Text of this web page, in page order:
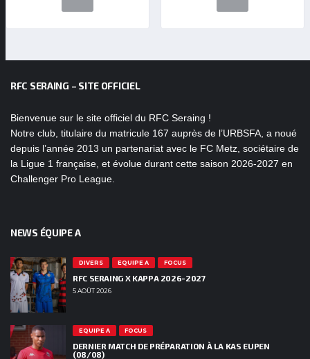
RFC SERAING – SITE OFFICIEL
Bienvenue sur le site officiel du RFC Seraing !
Notre club, titulaire du matricule 167 auprès de l’URBSFA, a noué
depuis l’année 2013 un partenariat avec le FC Metz, sociétaire de
la Ligue 1 française, et évolue durant cette saison 2026-2027 en
Challenger Pro League.
NEWS ÉQUIPE A
DIVERS EQUIPE A FOCUS
RFC SERAING X KAPPA 2026-2027
5 AOÛT 2026
EQUIPE A FOCUS
DERNIER MATCH DE PRÉPARATION À LA KAS EUPEN
(08/08)